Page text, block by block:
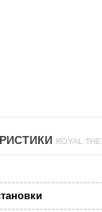
ROYAL